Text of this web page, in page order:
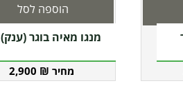
מנגו מאיה בוגר (ענק)
2,900 ₪
הוספה לסל